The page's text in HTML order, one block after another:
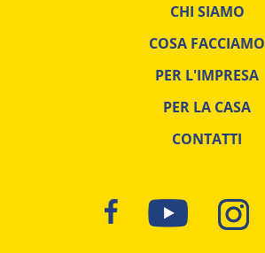
CHI SIAMO
COSA FACCIAMO
PER L'IMPRESA
PER LA CASA
CONTATTI